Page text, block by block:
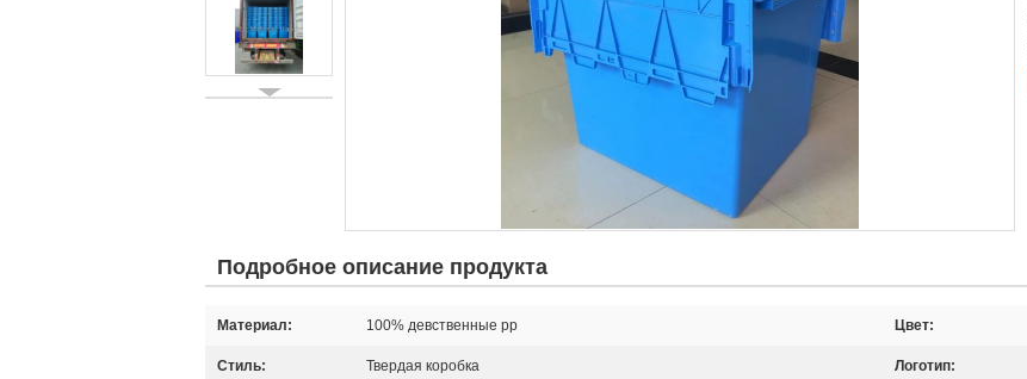
Подробное описание продукта
Материал: 100% девственные pp Цвет:
Стиль: Твердая коробка Логотип: